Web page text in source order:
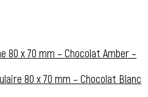
80 x 70 mm – Chocolat Amber –
80 x 70 mm – Chocolat Blanc